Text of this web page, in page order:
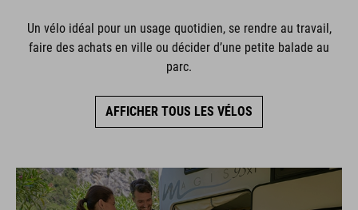
Un vélo idéal pour un usage quotidien, se rendre au travail,
faire des achats en ville ou décider d’une petite balade au
parc.
AFFICHER TOUS LES VÉLOS